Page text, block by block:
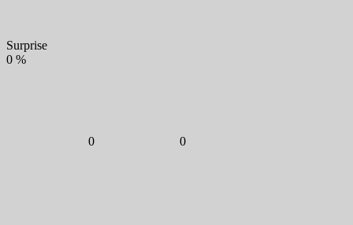
Surprise
0 %
0 0